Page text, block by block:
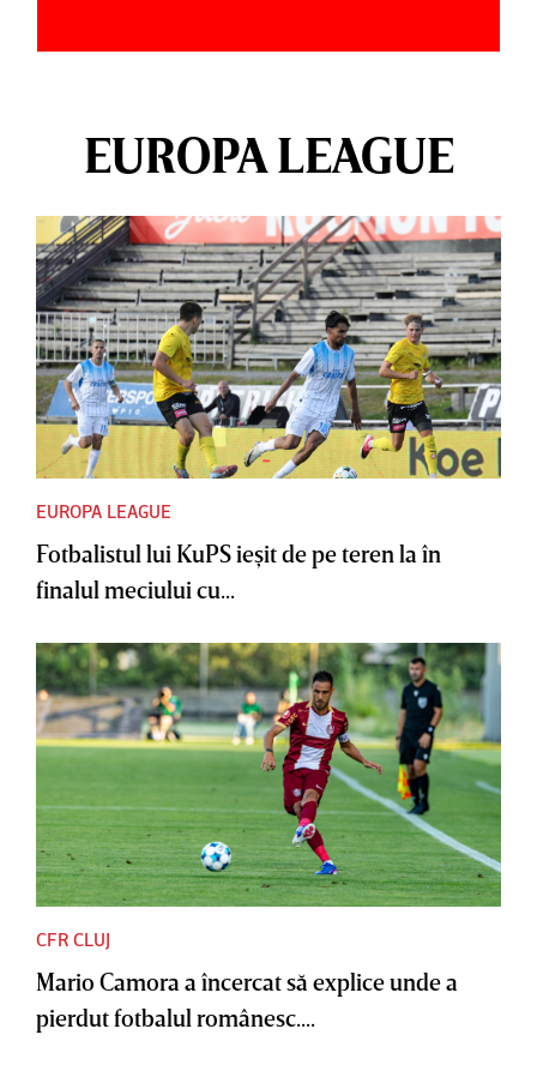
EUROPA LEAGUE
EUROPA LEAGUE
Fotbalistul lui KuPS ieşit de pe teren la în
finalul meciului cu...
CFR CLUJ
Mario Camora a încercat să explice unde a
pierdut fotbalul românesc....